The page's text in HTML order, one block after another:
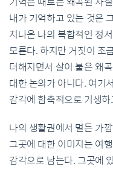
내가 기억하고 있는 것은
지나온 나의 복합적인 정
모른다. 하지만 거짓이 조
더해지면서 살이 붙은 왜
대한 논의가 아니다. 여기
감각에 함축적으로 기생
나의 생활권에서 멀든 가
그곳에 대한 이미지는 여
감각으로 남는다. 그곳에